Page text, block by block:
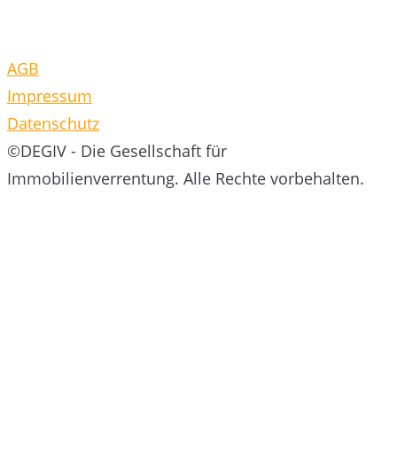
AGB
Impressum
Datenschutz
©DEGIV - Die Gesellschaft für
Immobilienverrentung. Alle Rechte vorbehalten.